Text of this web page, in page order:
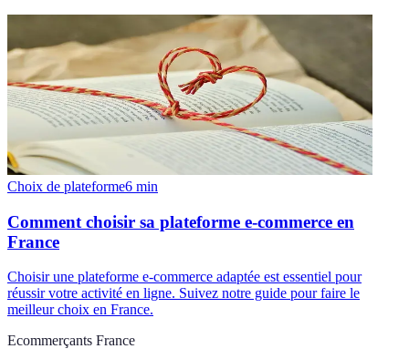
Choix de plateforme6 min
Comment choisir sa plateforme e-commerce en
France
Choisir une plateforme e-commerce adaptée est essentiel pour
réussir votre activité en ligne. Suivez notre guide pour faire le
meilleur choix en France.
Ecommerçants France